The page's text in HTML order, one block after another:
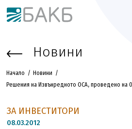
Към основното съдържание
Новини
Начало
Новини
Решения на Извънредното ОСА, проведено на
ЗА ИНВЕСТИТОРИ
08.03.2012